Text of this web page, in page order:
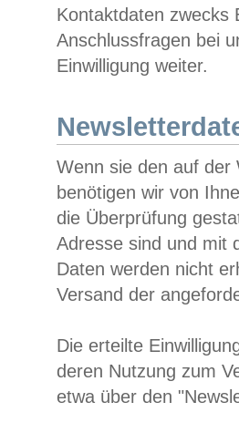
Kontaktdaten zwecks
Anschlussfragen bei
Einwilligung weiter.
Wenn sie den auf der
benötigen wir von
die Überprüfung
Adresse sind und mit
Daten werden nicht
Versand der
Die erteilte
deren Nutzung zum
etwa über den